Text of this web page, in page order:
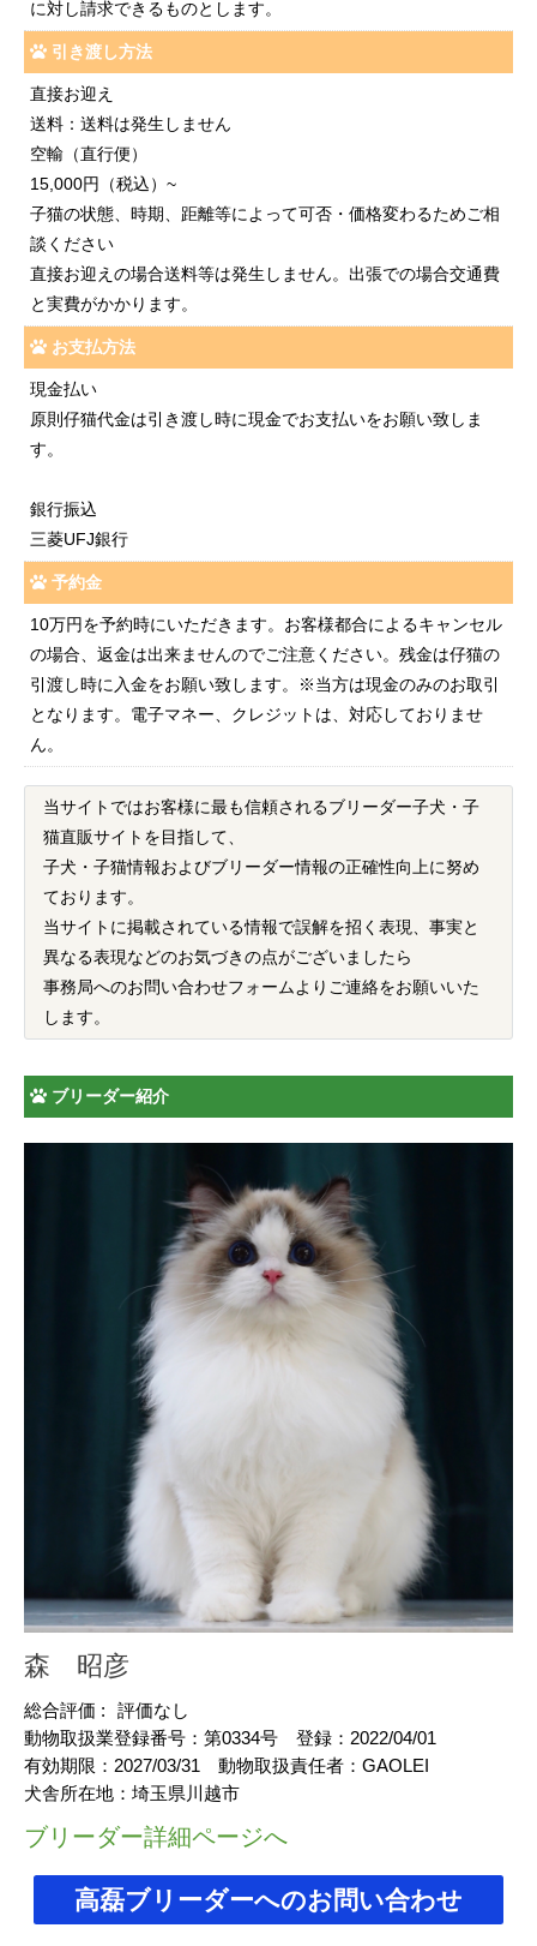
に対し請求できるものとします。
引き渡し方法
直接お迎え
送料：送料は発生しません
空輸（直行便）
15,000円（税込）~
子猫の状態、時期、距離等によって可否・価格変わるためご相
談ください
直接お迎えの場合送料等は発生しません。出張での場合交通費
と実費がかかります。
お支払方法
現金払い
原則仔猫代金は引き渡し時に現金でお支払いをお願い致しま
す。
銀行振込
三菱UFJ銀行
予約金
10万円を予約時にいただきます。お客様都合によるキャンセル
の場合、返金は出来ませんのでご注意ください。残金は仔猫の
引渡し時に入金をお願い致します。※当方は現金のみのお取引
となります。電子マネー、クレジットは、対応しておりませ
ん。
当サイトではお客様に最も信頼されるブリーダー子犬・子
猫直販サイトを目指して、
子犬・子猫情報およびブリーダー情報の正確性向上に努め
ております。
当サイトに掲載されている情報で誤解を招く表現、事実と
異なる表現などのお気づきの点がございましたら
事務局へのお問い合わせフォームよりご連絡をお願いいた
します。
ブリーダー紹介
森 昭彦
総合評価 :
評価なし
動物取扱業登録番号： 第0334号 登録： 2022/04/01
有効期限： 2027/03/31 動物取扱責任者： GAOLEI
犬舎所在地： 埼玉県川越市
ブリーダー詳細ページへ
高磊ブリーダーへのお問い合わせ